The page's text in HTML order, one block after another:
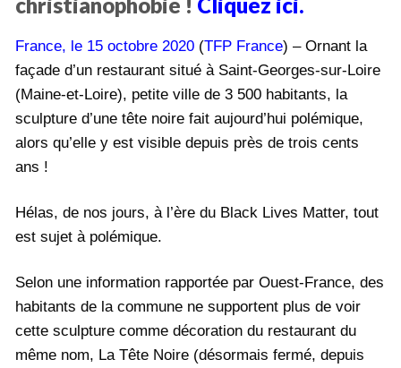
Médiathèque
France, le 15 octobre 2020 (TFP France) – Ornant la
façade d’un restaurant situé à Saint-Georges-sur-Loire
(Maine-et-Loire), petite ville de 3 500 habitants, la
sculpture d’une tête noire fait aujourd’hui polémique,
alors qu’elle y est visible depuis près de trois cents
ans !
Hélas, de nos jours, à l’ère du Black Lives Matter, tout
est sujet à polémique.
Selon une information rapportée par Ouest-France, des
habitants de la commune ne supportent plus de voir
cette sculpture comme décoration du restaurant du
même nom, La Tête Noire (désormais fermé, depuis